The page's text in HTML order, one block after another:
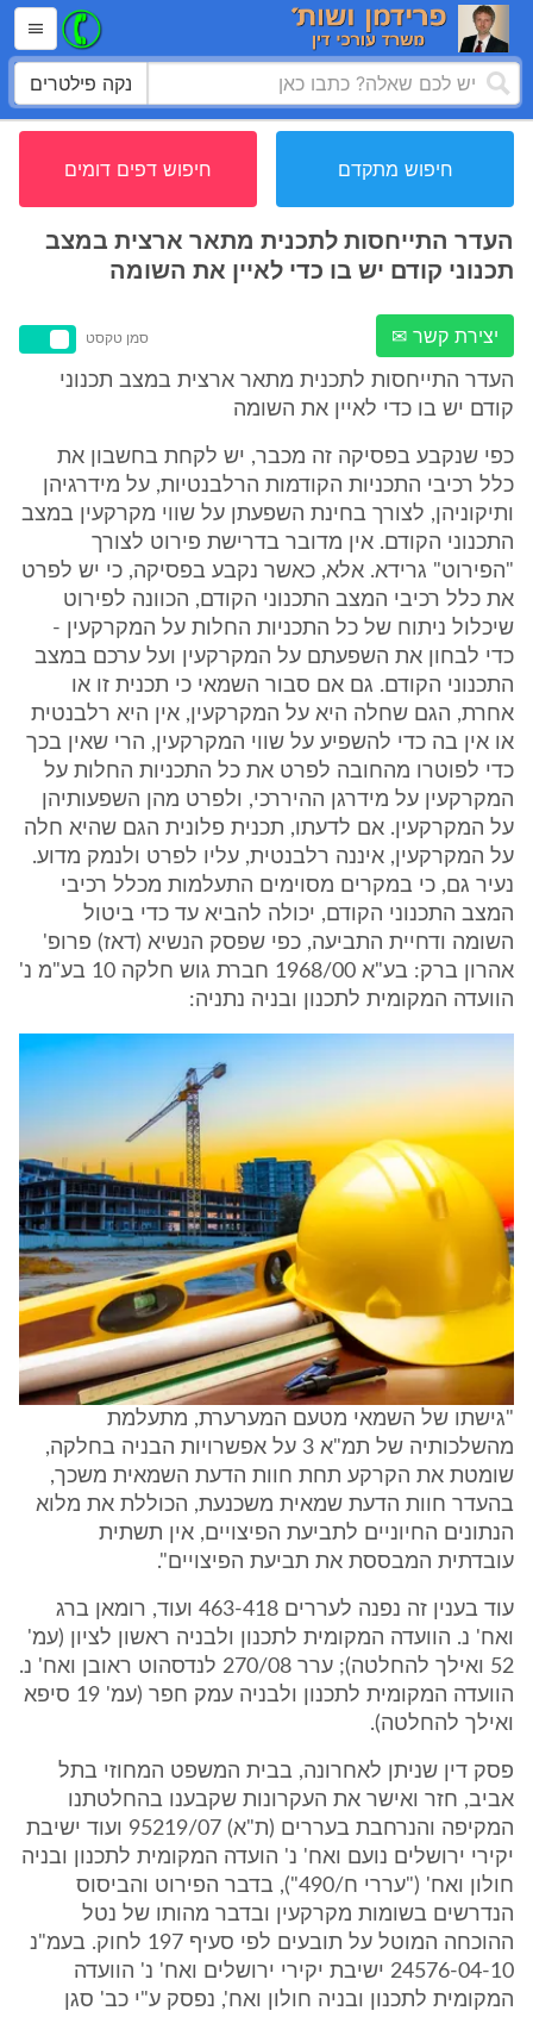
נקה פילטרים
חיפוש מתקדם חיפוש דפים דומים
העדר התייחסות לתכנית מתאר ארצית במצב
תכנוני קודם יש בו כדי לאיין את השומה
יצירת קשר ✉ סמן טקסט
העדר התייחסות לתכנית מתאר ארצית במצב תכנוני
קודם יש בו כדי לאיין את השומה
כפי שנקבע בפסיקה זה מכבר, יש לקחת בחשבון את
כלל רכיבי התכניות הקודמות הרלבנטיות, על מידרגיהן
ותיקוניהן, לצורך בחינת השפעתן על שווי מקרקעין במצב
התכנוני הקודם. אין מדובר בדרישת פירוט לצורך
"הפירוט" גרידא. אלא, כאשר נקבע בפסיקה, כי יש לפרט
את כלל רכיבי המצב התכנוני הקודם, הכוונה לפירוט
שיכלול ניתוח של כל התכניות החלות על המקרקעין -
כדי לבחון את השפעתם על המקרקעין ועל ערכם במצב
התכנוני הקודם. גם אם סבור השמאי כי תכנית זו או
אחרת, הגם שחלה היא על המקרקעין, אין היא רלבנטית
או אין בה כדי להשפיע על שווי המקרקעין, הרי שאין בכך
כדי לפוטרו מהחובה לפרט את כל התכניות החלות על
המקרקעין על מידרגן ההיררכי, ולפרט מהן השפעותיהן
על המקרקעין. אם לדעתו, תכנית פלונית הגם שהיא חלה
על המקרקעין, איננה רלבנטית, עליו לפרט ולנמק מדוע.
נעיר גם, כי במקרים מסוימים התעלמות מכלל רכיבי
המצב התכנוני הקודם, יכולה להביא עד כדי ביטול
השומה ודחיית התביעה, כפי שפסק הנשיא (דאז) פרופ'
אהרון ברק: בע"א 1968/00 חברת גוש חלקה 10 בע"מ נ'
הוועדה המקומית לתכנון ובניה נתניה:
"גישתו של השמאי מטעם המערערת, מתעלמת
מהשלכותיה של תמ"א 3 על אפשרויות הבניה בחלקה,
שומטת את הקרקע תחת חוות הדעת השמאית משכך,
בהעדר חוות הדעת שמאית משכנעת, הכוללת את מלוא
הנתונים החיוניים לתביעת הפיצויים, אין תשתית
עובדתית המבססת את תביעת הפיצויים".
עוד בענין זה נפנה לעררים 463-418 ועוד, רומאן ברג
ואח' נ. הוועדה המקומית לתכנון ולבניה ראשון לציון (עמ'
52 ואילך להחלטה); ערר 270/08 לנדסהוט ראובן ואח' נ.
הוועדה המקומית לתכנון ולבניה עמק חפר (עמ' 19 סיפא
ואילך להחלטה).
פסק דין שניתן לאחרונה, בבית המשפט המחוזי בתל
אביב, חזר ואישר את העקרונות שקבענו בהחלטתנו
המקיפה והנרחבת בעררים (ת"א) 95219/07 ועוד ישיבת
יקירי ירושלים נועם ואח' נ' הועדה המקומית לתכנון ובניה
חולון ואח' ("עררי ח/490"), בדבר הפירוט והביסוס
הנדרשים בשומות מקרקעין ובדבר מהותו של נטל
ההוכחה המוטל על תובעים לפי סעיף 197 לחוק. בעמ"נ
24576-04-10 ישיבת יקירי ירושלים ואח' נ' הוועדה
המקומית לתכנון ובניה חולון ואח', נפסק ע"י כב' סגן